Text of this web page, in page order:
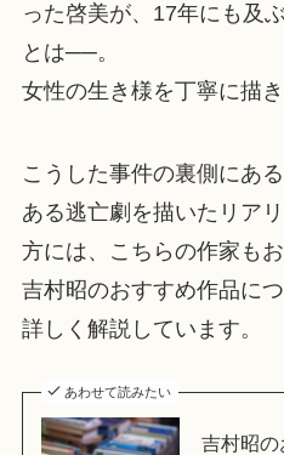
った啓美が、17年にも及
とは──。
女性の生き様を丁寧に描
こうした事件の裏側にあ
ある逃亡劇を描いたリア
方には、こちらの作家もお
吉村昭のおすすめ作品に
詳しく解説しています。
あわせて読みたい
吉村昭の